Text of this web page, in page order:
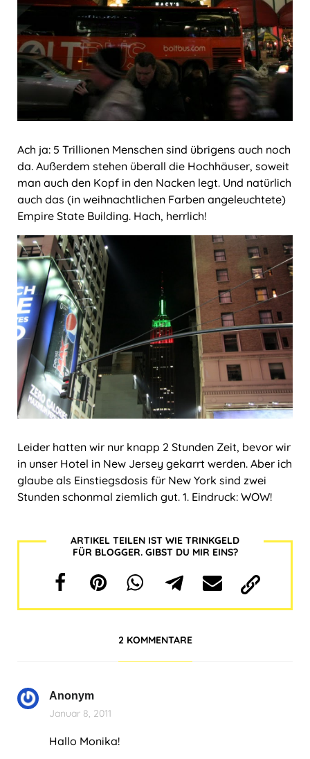
Ach ja: 5 Trillionen Menschen sind übrigens auch noch
da. Außerdem stehen überall die Hochhäuser, soweit
man auch den Kopf in den Nacken legt. Und natürlich
auch das (in weihnachtlichen Farben angeleuchtete)
Empire State Building. Hach, herrlich!
Leider hatten wir nur knapp 2 Stunden Zeit, bevor wir
in unser Hotel in New Jersey gekarrt werden. Aber ich
glaube als Einstiegsdosis für New York sind zwei
Stunden schonmal ziemlich gut. 1. Eindruck: WOW!
ARTIKEL TEILEN IST WIE TRINKGELD
FÜR BLOGGER. GIBST DU MIR EINS?
2 KOMMENTARE
Anonym
Januar 8, 2011
Hallo Monika!